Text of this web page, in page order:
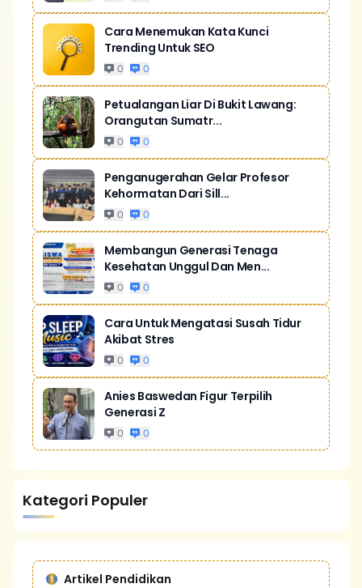
Cara Menemukan Kata Kunci
Trending Untuk SEO
0 0
Petualangan Liar Di Bukit Lawang:
Orangutan Sumatr...
0 0
Penganugerahan Gelar Profesor
Kehormatan Dari Sill...
0 0
Membangun Generasi Tenaga
Kesehatan Unggul Dan Men...
0 0
Cara Untuk Mengatasi Susah Tidur
Akibat Stres
0 0
Anies Baswedan Figur Terpilih
Generasi Z
0 0
Kategori Populer
Artikel Pendidikan